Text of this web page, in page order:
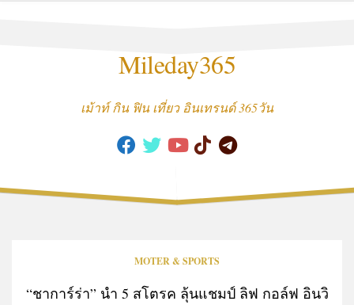
Mileday365
เม้าท์ กิน ฟิน เที่ยว อินเทรนด์ 365วัน
MOTER & SPORTS
“ชาการ์ร่า” นำ 5 สโตรค ลุ้นแชมป์ ลิฟ กอล์ฟ อินวิ